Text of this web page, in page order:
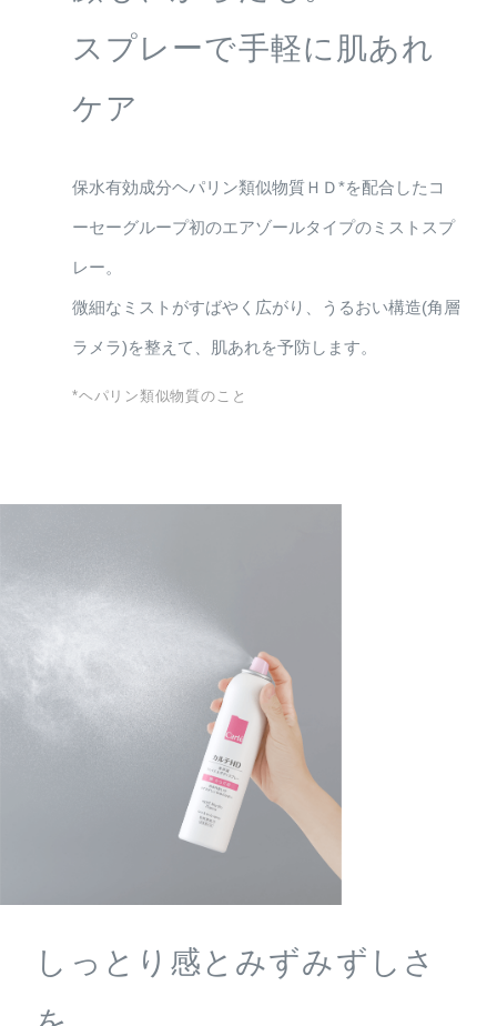
スプレーで手軽に肌あれ
ケア
保水有効成分ヘパリン類似物質ＨＤ*を配合したコ
ーセーグループ初のエアゾールタイプのミストスプ
レー。
微細なミストがすばやく広がり、うるおい構造(角層
ラメラ)を整えて、肌あれを予防します。
*ヘパリン類似物質のこと
しっとり感とみずみずしさ